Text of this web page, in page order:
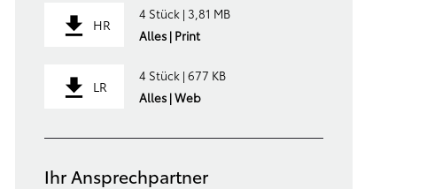
HR
4 Stück | 3,81 MB
Alles | Print
LR
4 Stück | 677 KB
Alles | Web
Ihr Ansprechpartner